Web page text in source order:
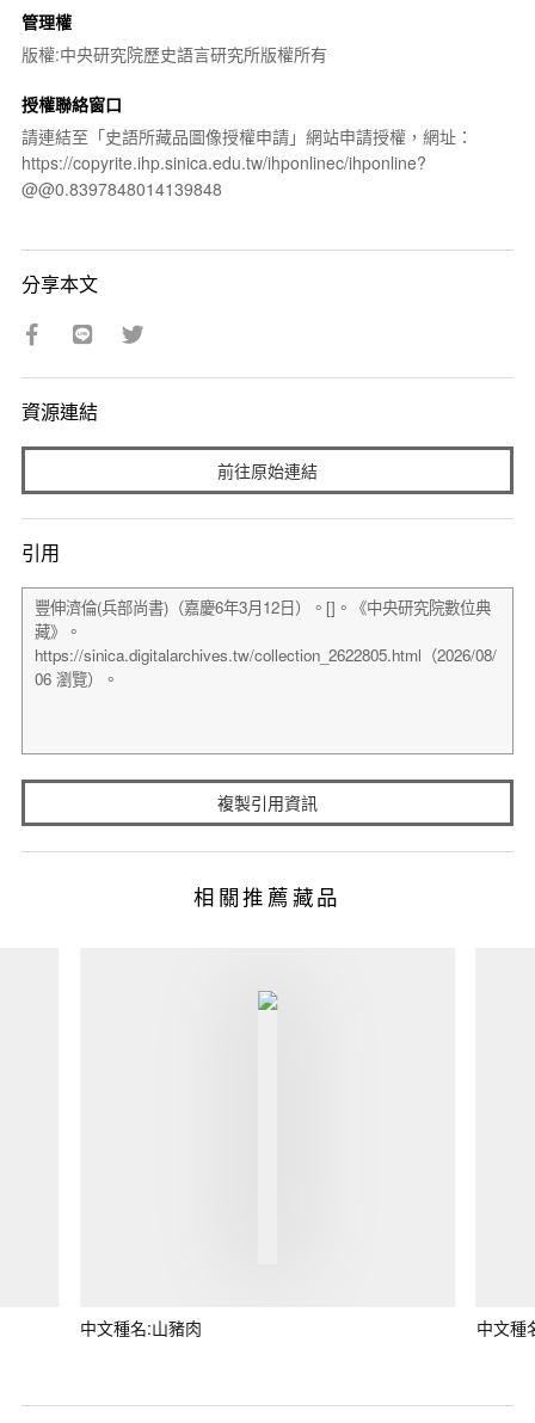
管理權
版權:中央研究院歷史語言研究所版權所有
授權聯絡窗口
請連結至「史語所藏品圖像授權申請」網站申請授權，網址：
https://copyrite.ihp.sinica.edu.tw/ihponlinec/ihponline?
@@0.8397848014139848
分享本文
資源連結
前往原始連結
引用
複製引用資訊
相關推薦藏品
中文種名:山豬肉 中文種